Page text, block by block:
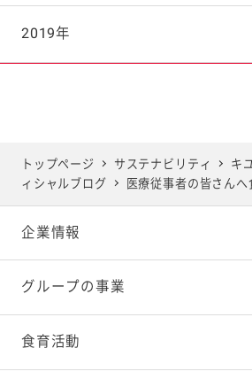
2025年7月
2025年4月
2025年3月
2025年2月
2025年1月
2024年8月
2024年5月
2024年4月
2024年3月
2024年2月
2023年9月
2023年6月
2023年5月
2023年4月
2023年3月
2022年10月
2022年7月
2022年6月
2022年5月
2022年4月
2021年11月
2021年8月
2021年7月
2021年6月
2021年5月
2020年12月
2020年9月
2020年8月
2020年7月
2020年6月
2019年
2019年10月
2019年9月
2019年8月
2019年7月
トップページ サステナビリティ
キ
ィシャルブログ
医療従事者の皆さんへ
企業情報
グループの事業
食育活動